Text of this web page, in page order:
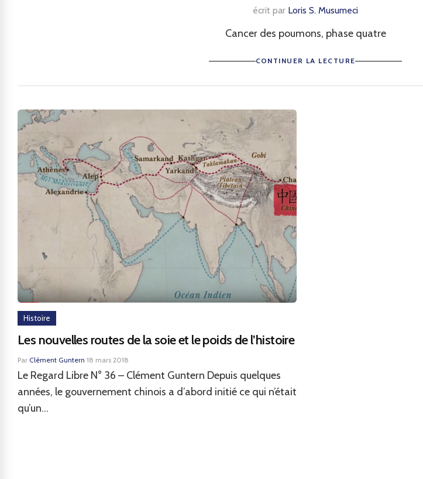
écrit par Loris S. Musumeci
Cancer des poumons, phase quatre
CONTINUER LA LECTURE
Histoire
Les nouvelles routes de la soie et le poids de l’histoire
Par Clément Guntern·18 mars 2018
Le Regard Libre N° 36 – Clément Guntern Depuis quelques
années, le gouvernement chinois a d’abord initié ce qui n’était
qu’un...